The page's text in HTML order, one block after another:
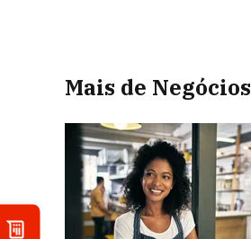
Mais de Negócios